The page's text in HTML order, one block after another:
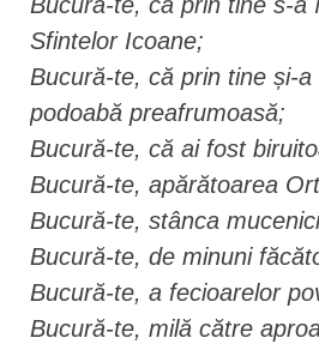
Sfintelor Icoane;
Bucură-te, că prin tine și-a
podoabă preafrumoasă;
Bucură-te, că ai fost
Bucură-te, apărătoarea
Bucură-te, stânca
Bucură-te, de minuni
Bucură-te, a fecioarelor
Bucură-te, milă către